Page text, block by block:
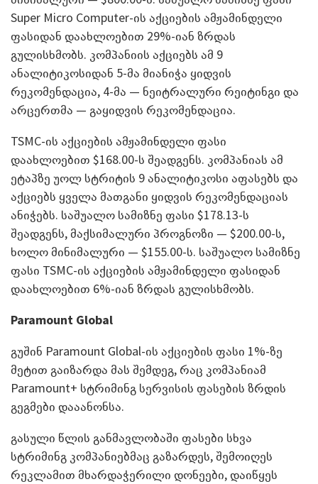
Super Micro Computer-ის აქციების ამჟამინდელი
ფასიდან დაახლოებით 29%-იან ზრდას
გულისხმობს. კომპანიის აქციებს ამ 9
ანალიტიკოსიდან 5-მა მიანიჭა ყიდვის
რეკომენდაცია, 4-მა — ნეიტრალური რეიტინგი და
არცერთმა — გაყიდვის რეკომენდაცია.
TSMC-ის აქციების ამჟამინდელი ფასი
დაახლოებით $168.00-ს შეადგენს. კომპანიას ამ
ეტაპზე უოლ სტრიტის 9 ანალიტიკოსი აფასებს და
აქციებს ყველა მათგანი ყიდვის რეკომენდაციას
ანიჭებს. საშუალო სამიზნე ფასი $178.13-ს
შეადგენს, მაქსიმალური პროგნოზი — $200.00-ს,
ხოლო მინიმალური — $155.00-ს. საშუალო სამიზნე
ფასი TSMC-ის აქციების ამჟამინდელი ფასიდან
დაახლოებით 6%-იან ზრდას გულისხმობს.
Paramount Global
გუშინ Paramount Global-ის აქციების ფასი 1%-ზე
მეტით გაიზარდა მას შემდეგ, რაც კომპანიამ
Paramount+ სტრიმინგ სერვისის ფასების ზრდის
გეგმები დააანონსა.
გასული წლის განმავლობაში ფასები სხვა
სტრიმინგ კომპანიებმაც გაზარდეს, შემოიღეს
რეკლამით მხარდაჭერილი დონეები, დაიწყეს